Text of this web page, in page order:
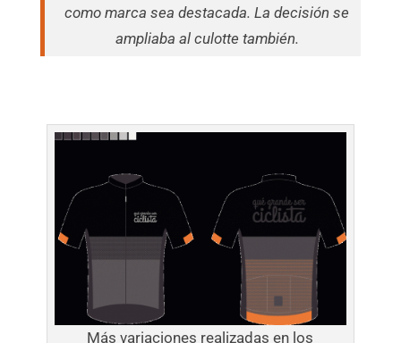
como marca sea destacada. La decisión se
ampliaba al culotte también.
Más variaciones realizadas en los